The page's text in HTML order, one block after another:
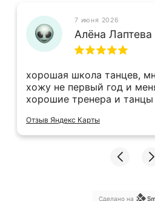
7 июня 2026
Алёна Лаптева
хорошая школа танцев,
хожу не первый год и
хорошие тренера и танцы
Отзыв Яндекс Карты
Сделано на